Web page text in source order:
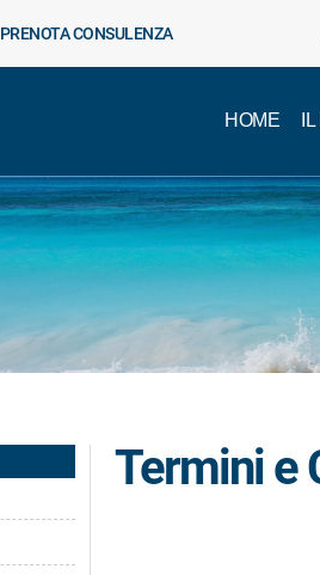
PRENOTA CONSULENZA
HOME
Termini e